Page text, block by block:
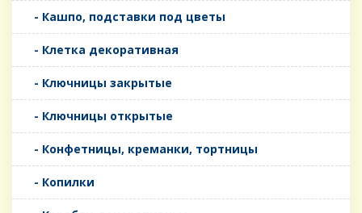
- Кашпо, подставки под цветы
- Клетка декоративная
- Ключницы закрытые
- Ключницы открытые
- Конфетницы, креманки, тортницы
- Копилки